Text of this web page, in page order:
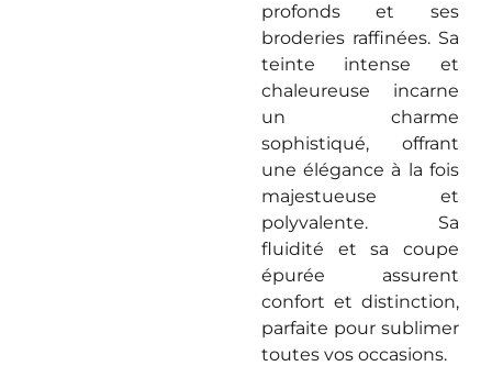
profonds et ses
broderies raffinées. Sa
teinte intense et
chaleureuse incarne
un charme
sophistiqué, offrant
une élégance à la fois
majestueuse et
polyvalente. Sa
fluidité et sa coupe
épurée assurent
confort et distinction,
parfaite pour sublimer
toutes vos occasions.